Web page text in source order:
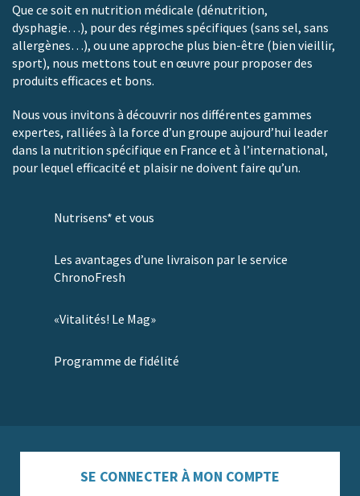
Que ce soit en nutrition médicale (dénutrition,
dysphagie…), pour des régimes spécifiques (sans sel, sans
allergènes…), ou une approche plus bien-être (bien vieillir,
sport), nous mettons tout en œuvre pour proposer des
produits efficaces et bons.
Nous vous invitons à découvrir nos différentes gammes
expertes, ralliées à la force d’un groupe aujourd’hui leader
dans la nutrition spécifique en France et à l’international,
pour lequel efficacité et plaisir ne doivent faire qu’un.
Nutrisens* et vous
Les avantages d’une livraison par le service
ChronoFresh
«Vitalités! Le Mag»
Programme de fidélité
SE CONNECTER À MON COMPTE